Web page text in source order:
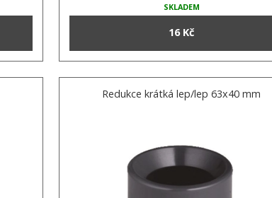
SKLADEM
16 Kč
Redukce krátká lep/lep 63x40 mm